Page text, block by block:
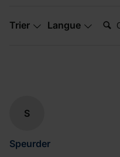
Trier Langue
S
Speurder